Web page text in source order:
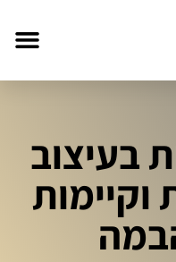
בעיצוב
וקיימות